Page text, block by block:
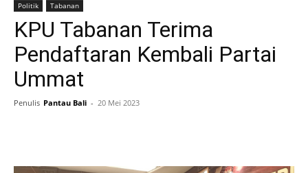
Politik Tabanan
KPU Tabanan Terima
Pendaftaran Kembali Partai
Ummat
Penulis Pantau Bali - 20 Mei 2023